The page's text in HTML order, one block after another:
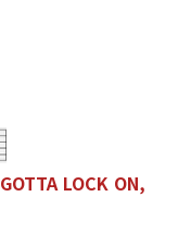
GOTTA LOCK ON,